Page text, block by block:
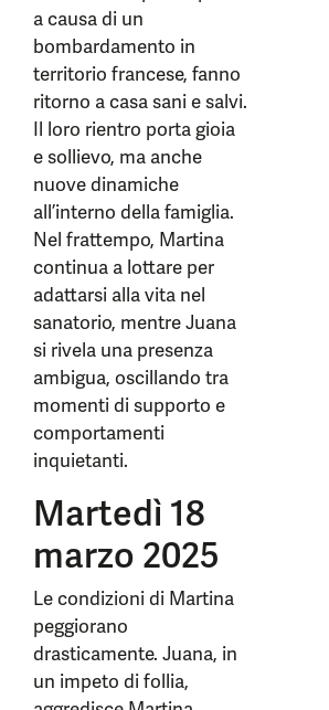
a causa di un
bombardamento in
territorio francese, fanno
ritorno a casa sani e salvi.
Il loro rientro porta gioia
e sollievo, ma anche
nuove dinamiche
all’interno della famiglia.
Nel frattempo, Martina
continua a lottare per
adattarsi alla vita nel
sanatorio, mentre Juana
si rivela una presenza
ambigua, oscillando tra
momenti di supporto e
comportamenti
inquietanti.
Martedì 18
marzo 2025
Le condizioni di Martina
peggiorano
drasticamente. Juana, in
un impeto di follia,